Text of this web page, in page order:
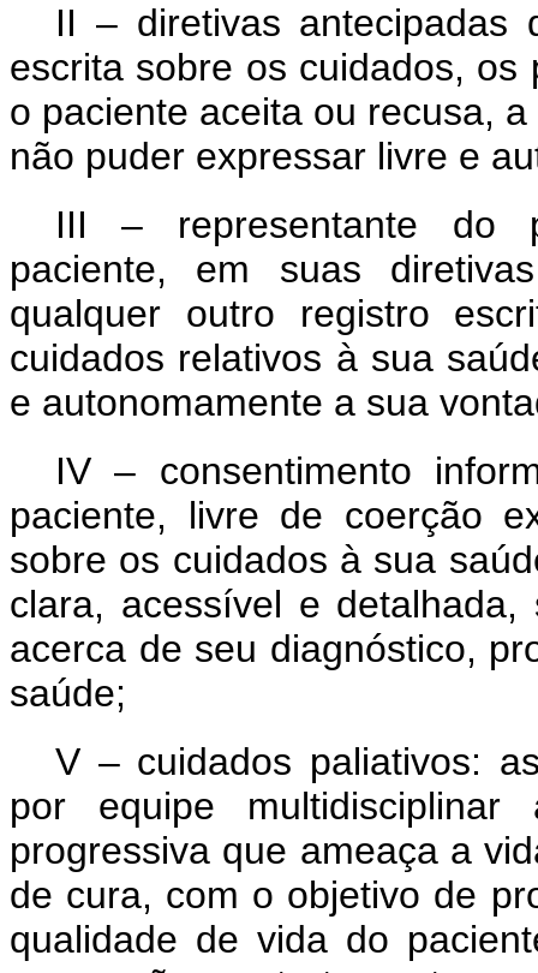
II – diretivas antecipadas
escrita sobre os cuidados,
o paciente aceita ou recusa,
não puder expressar livre e
III – representante do
paciente, em suas
qualquer outro registro
cuidados relativos à sua
e autonomamente a sua
IV – consentimento
paciente, livre de coerção
sobre os cuidados à sua
clara, acessível e
acerca de seu diagnóstico,
saúde;
V – cuidados paliativos:
por equipe
progressiva que ameaça a
de cura, com o objetivo de
qualidade de vida do